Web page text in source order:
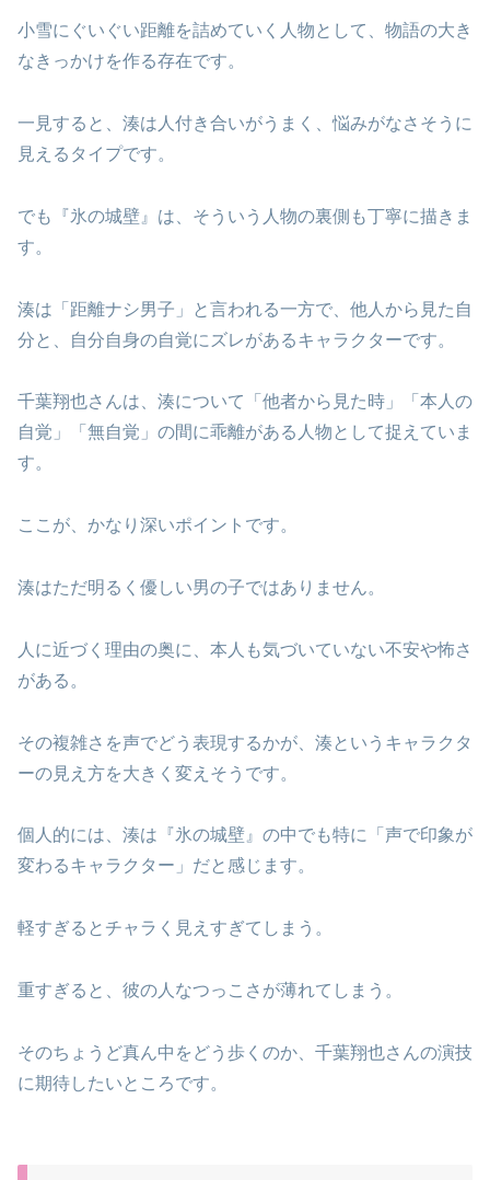
小雪にぐいぐい距離を詰めていく人物として、物語の大き
なきっかけを作る存在です。
一見すると、湊は人付き合いがうまく、悩みがなさそうに
見えるタイプです。
でも『氷の城壁』は、そういう人物の裏側も丁寧に描きま
す。
湊は「距離ナシ男子」と言われる一方で、他人から見た自
分と、自分自身の自覚にズレがあるキャラクターです。
千葉翔也さんは、湊について「他者から見た時」「本人の
自覚」「無自覚」の間に乖離がある人物として捉えていま
す。
ここが、かなり深いポイントです。
湊はただ明るく優しい男の子ではありません。
人に近づく理由の奥に、本人も気づいていない不安や怖さ
がある。
その複雑さを声でどう表現するかが、湊というキャラクタ
ーの見え方を大きく変えそうです。
個人的には、湊は『氷の城壁』の中でも特に「声で印象が
変わるキャラクター」だと感じます。
軽すぎるとチャラく見えすぎてしまう。
重すぎると、彼の人なつっこさが薄れてしまう。
そのちょうど真ん中をどう歩くのか、千葉翔也さんの演技
に期待したいところです。